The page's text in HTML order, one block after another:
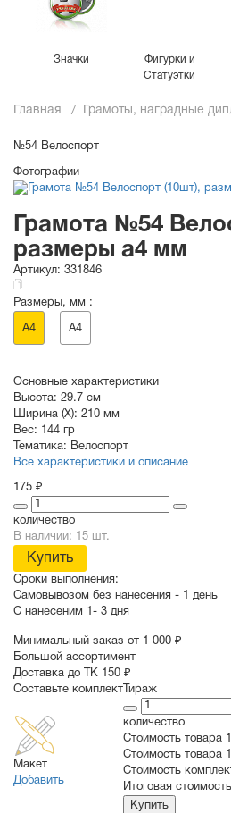
Значки
Фигурки и
Статуэтки
Главная Грамоты, наградные
№54 Велоспорт
Фотографии
Грамота №54
размеры a4 мм
Артикул: 331846
Размеры, мм :
A4 A4
Основные характеристики
Высота: 29.7 см
Ширина (X): 210 мм
Вес: 144 гр
Тематика: Велоспорт
Все характеристики и описание
175 ₽
количество
В наличии: 15 шт.
Купить
Сроки выполнения:
Самовывозом без нанесения -
1 день
С нанесеним
1- 3 дня
Минимальный заказ от 1 000 ₽
Большой ассортимент
Доставка до ТК 150 ₽
Составьте комплект
Макет
Добавить
Тираж
количество
Стоимость товара
Cтоимость товара
Стоимость
Итоговая стоимость
Купить